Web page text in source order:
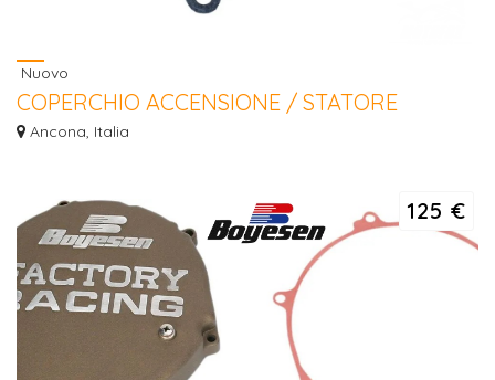
Nuovo
COPERCHIO ACCENSIONE / STATORE
Ancona, Italia
125 €